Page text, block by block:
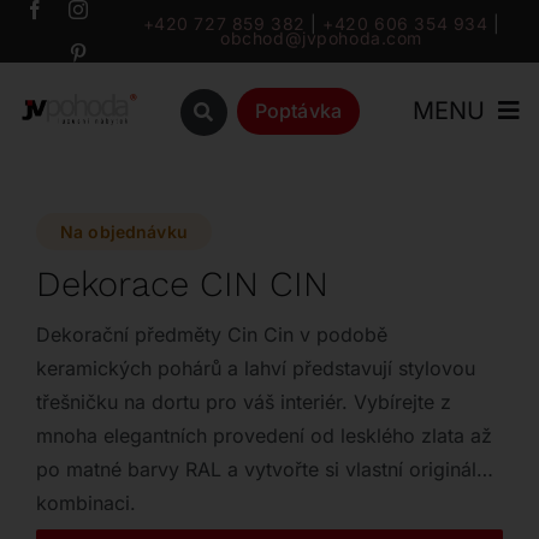
Přeskočit
+420 727 859 382 +420 606 354 934
obchod@jvpohoda.com
Poptávka MENU
Katalog
Značky
Outlet
Na objednávku
Dekorace CIN CIN
Dekorační předměty Cin Cin v podobě
keramických pohárů a lahví představují stylovou
třešničku na dortu pro váš interiér. Vybírejte z
mnoha elegantních provedení od lesklého zlata až
po matné barvy RAL a vytvořte si vlastní originální
kombinaci.